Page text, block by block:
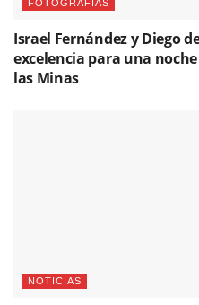
FOTOGRAFÍAS
Israel Fernández y Diego
excelencia para una
las Minas
NOTICIAS